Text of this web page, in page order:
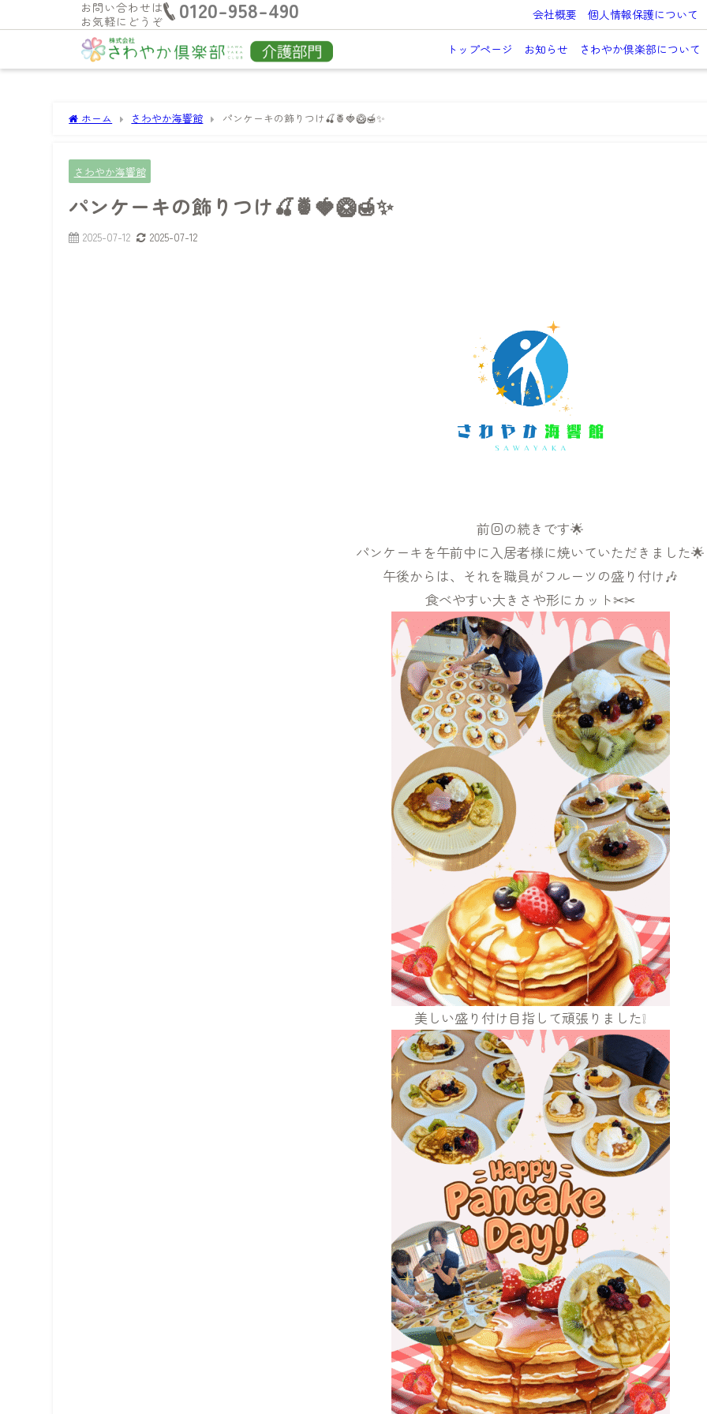
お問い合わせは
お気軽にどうぞ
0120-958-490 会社概要 個人情報保護について
トップページ お知らせ さわやか倶楽部について
ホーム さわやか海響館 パンケーキの飾りつけ🍒🍍🍓🥝🍯✨
さわやか海響館
パンケーキの飾りつけ🍒🍍🍓🥝🍯✨
2025-07-12 2025-07-12
前回の続きです🌟
パンケーキを午前中に入居者様に焼いていただきました🌟
午後からは、それを職員がフルーツの盛り付け🎶
食べやすい大きさや形にカット✂✂
美しい盛り付け目指して頑張りました❕